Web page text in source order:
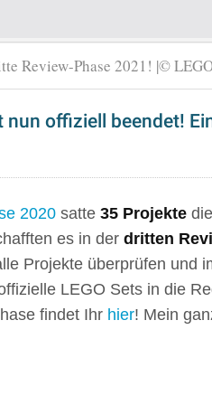
Review-Phase 2021! |©
nun offiziell beendet!
2020 satte 35 Projekte
es in der dritten
Projekte überprüfen und
LEGO Sets in die
findet Ihr hier! Mein